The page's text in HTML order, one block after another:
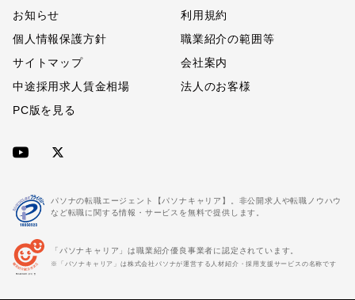
お知らせ
利用規約
個人情報保護方針
職業紹介の範囲等
サイトマップ
会社案内
中途採用求人賃金相場
法人のお客様
PC版を見る
パソナの転職エージェント【パソナキャリア】。非公開求人や転職ノウハウ
など転職に関する情報・サービスを無料で提供します。
「パソナキャリア」は職業紹介優良事業者に認定されています。
※「パソナキャリア」は株式会社パソナが運営する人材紹介・採用支援サービスの名称です